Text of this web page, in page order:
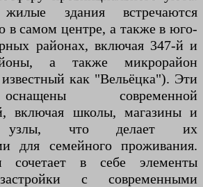
здания встречаются
в самом центре, а также в юго-
районах, включая 347-й и
а также микрорайон
как "Вельёцка"). Эти
современной
включая школы, магазины и
узлы, что делает их
для семейного проживания.
в себе элементы
с современными